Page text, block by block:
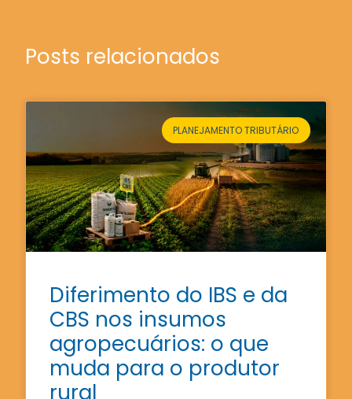
Posts relacionados
PLANEJAMENTO TRIBUTÁRIO
Diferimento do IBS e da
CBS nos insumos
agropecuários: o que
muda para o produtor
rural